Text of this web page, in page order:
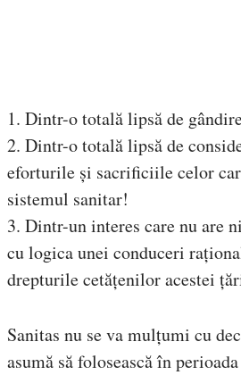
1. Dintr-o totală lipsă de
2. Dintr-o totală lipsă de
eforturile și sacrificiile celor
sistemul sanitar!
3. Dintr-un interes care nu are
cu logica unei conduceri
drepturile cetățenilor acestei
Sanitas nu se va mulțumi cu
asumă să folosească în